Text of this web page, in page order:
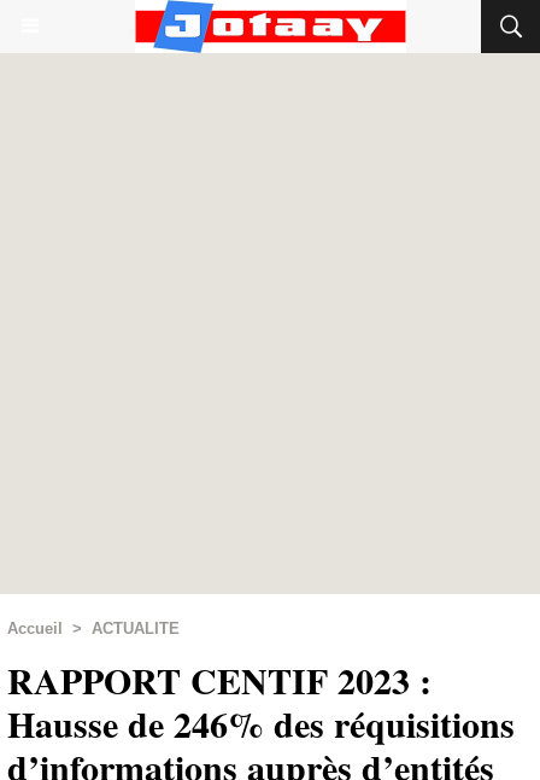
Accueil > ACTUALITE
RAPPORT CENTIF 2023 :
Hausse de 246% des réquisitions
d’informations auprès d’entités